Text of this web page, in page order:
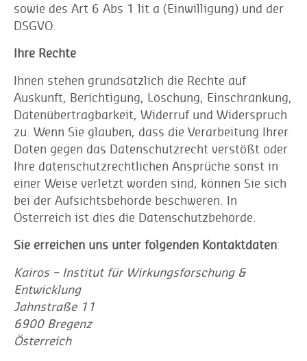
sowie des Art 6 Abs 1 lit a (Einwilligung) und der
DSGVO.
Ihre Rechte
Ihnen stehen grundsätzlich die Rechte auf
Auskunft, Berichtigung, Löschung, Einschränkung,
Datenübertragbarkeit, Widerruf und Widerspruch
zu. Wenn Sie glauben, dass die Verarbeitung Ihrer
Daten gegen das Datenschutzrecht verstößt oder
Ihre datenschutzrechtlichen Ansprüche sonst in
einer Weise verletzt worden sind, können Sie sich
bei der Aufsichtsbehörde beschweren. In
Österreich ist dies die Datenschutzbehörde.
Sie erreichen uns unter folgenden Kontaktdaten:
Kairos – Institut für Wirkungsforschung &
Entwicklung
Jahnstraße 11
6900 Bregenz
Österreich